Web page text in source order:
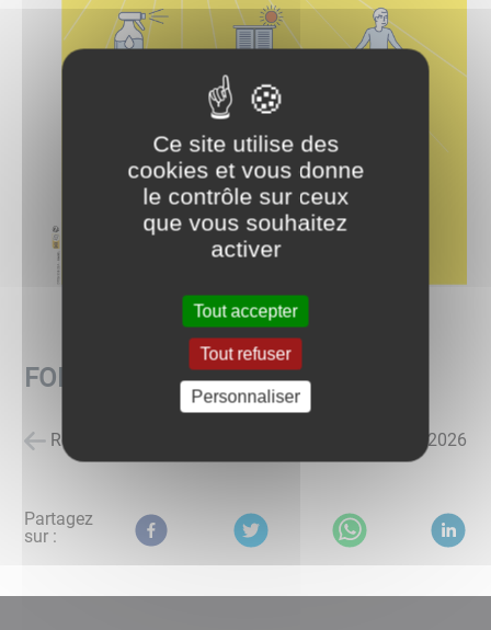
FORTES CHALEURS
Retour à la liste des actualités 27/05/2026
Partagez
sur :
Ce site utilise des
cookies et vous donne
le contrôle sur ceux
que vous souhaitez
activer
Tout accepter
Tout refuser
Personnaliser